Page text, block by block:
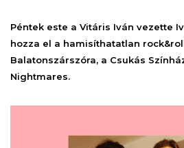
Péntek este a Vitáris Iván vezette
hozza el a hamisíthatatlan
Balatonszárszóra, a Csukás
Nightmares.